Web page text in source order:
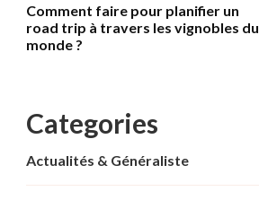
Comment faire pour planifier un
road trip à travers les vignobles du
monde ?
Categories
Actualités & Généraliste